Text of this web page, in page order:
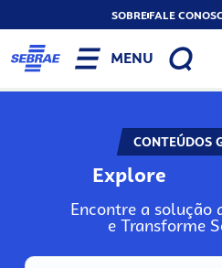
SOBREFALE
MENU
CONTEÚDOS
Explore
Encontre a solução
e Transforme